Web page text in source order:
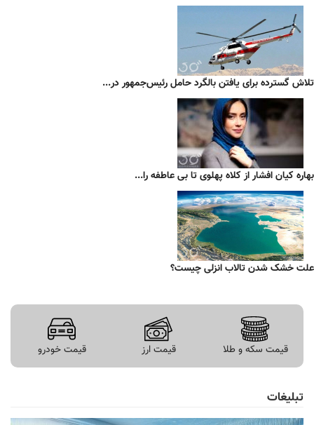
تلاش گسترده برای یافتن بالگرد حامل رئیس‌جمهور در...
بهاره کیان افشار از کلاه پهلوی تا بی عاطفه را...
علت خشک شدن تالاب انزلی چیست؟
قیمت سکه و طلا قیمت ارز قیمت خودرو
تبلیغات